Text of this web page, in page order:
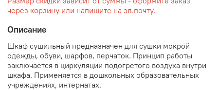
через корзину или напишите на эл.почту.
Описание
Шкаф сушильный предназначен для сушки мокрой
одежды, обуви, шарфов, перчаток. Принцип работы
заключается в циркуляции подогретого воздуха внутри
шкафа. Применяется в дошкольных образовательных
учреждениях, интернатах.